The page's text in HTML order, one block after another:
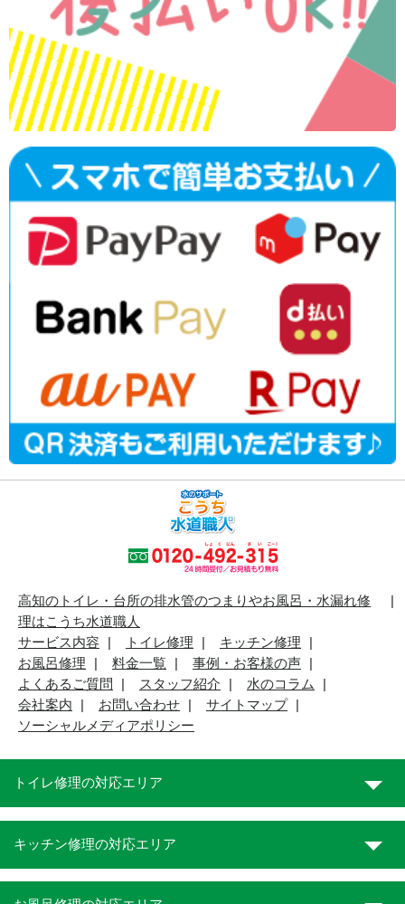
高知のトイレ・台所の排水管のつまりやお風呂・水漏れ修
理はこうち水道職人
サービス内容
トイレ修理
キッチン修理
お風呂修理
料金一覧
事例・お客様の声
よくあるご質問
スタッフ紹介
水のコラム
会社案内
お問い合わせ
サイトマップ
ソーシャルメディアポリシー
トイレ修理の対応エリア
キッチン修理の対応エリア